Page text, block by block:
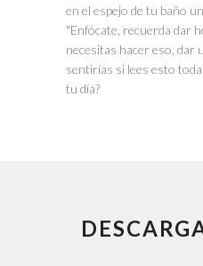
en el espejo de tu baño
"Enfócate, recuerda dar
necesitas hacer eso, dar
sentirías si lees esto
tu día?